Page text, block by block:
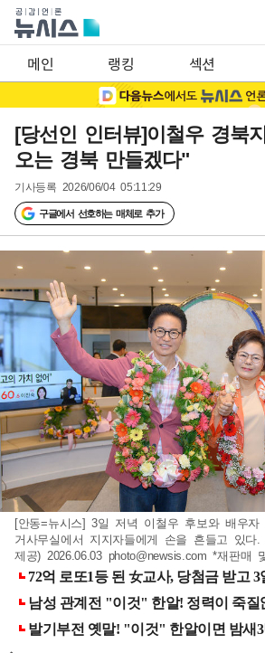
메인 랭킹 섹션
[당선인 인터뷰]이철우 경북
오는 경북 만들겠다"
기사등록 2026/06/04 05:11:29
구글에서 선호하는 매체로 추가
[안동=뉴시스] 3일 저녁 이철우 후보와 배우
거사무실에서 지지자들에게 손을 흔들고 있다.
제공) 2026.06.03 photo@newsis.com *재판매